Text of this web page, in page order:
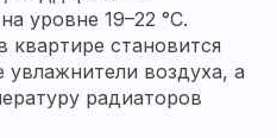
уровне 19–22 °С.
становится
увлажнители воздуха, а
радиаторов